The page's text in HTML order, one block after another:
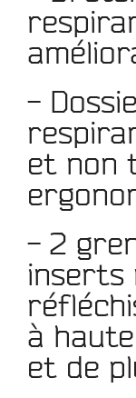
-
et non
- 2
inserts
à h
et de